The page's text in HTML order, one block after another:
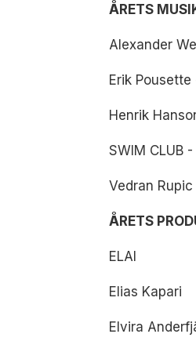
ÅRETS
Alexander
Erik
Henrik
SWIM CLUB
Vedran
ÅRETS
ELAI
Elias Kapari
Elvira